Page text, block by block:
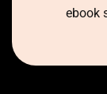
ebook